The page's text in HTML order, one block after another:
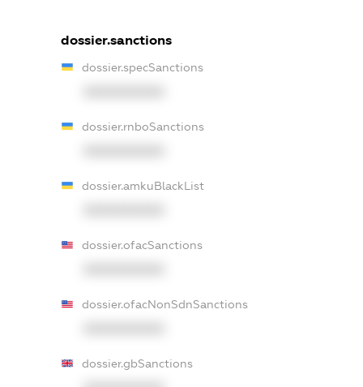
dossier.sanctions
dossier.specSanctions
dossier.rnboSanctions
dossier.amkuBlackList
dossier.ofacSanctions
dossier.ofacNonSdnSanctions
dossier.gbSanctions